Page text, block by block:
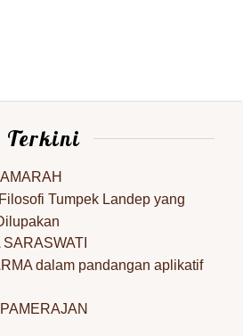
Terkini
Tumpek Landep yang
dalam pandangan aplikatif